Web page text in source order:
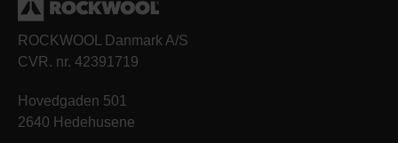
ROCKWOOL Danmark A/S
CVR. nr. 42391719
Hovedgaden 501
2640 Hedehusene